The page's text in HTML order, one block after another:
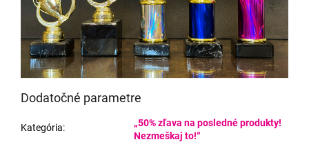
Dodatočné parametre
Kategória:
„50% zľava na posledné produkty!
Nezmeškaj to!“